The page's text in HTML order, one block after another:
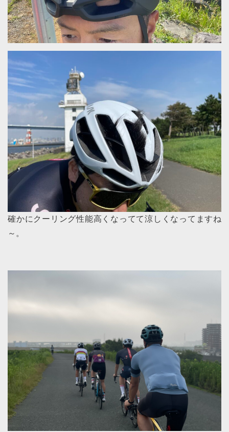
確かにクーリング性能高くなってて涼しくなってますね
～。